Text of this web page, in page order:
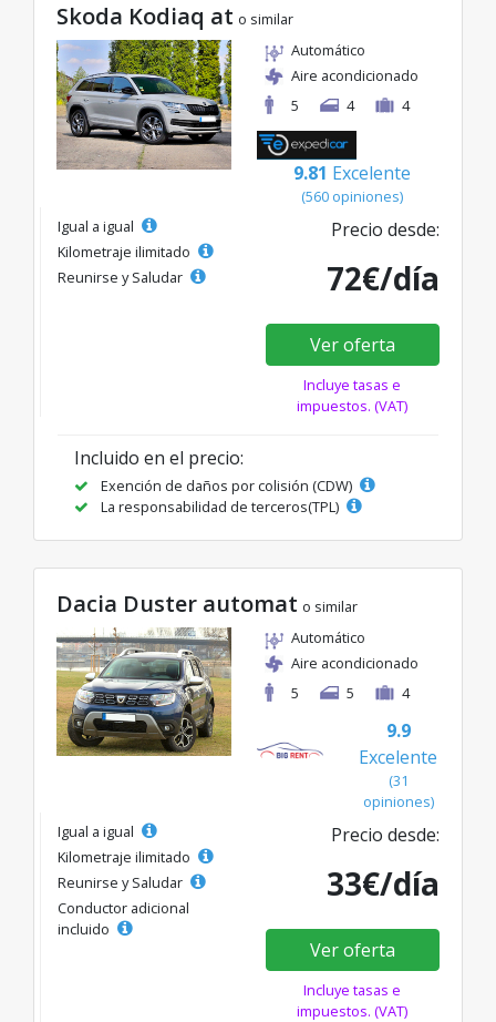
Skoda Kodiaq at o similar
Automático
Aire acondicionado
5
4 4
9.81 Excelente
(560 opiniones)
Igual a igual
Kilometraje ilimitado
Reunirse y Saludar
Precio desde:
72€/día
Ver oferta
Incluye tasas e
impuestos. (VAT)
Incluido en el precio:
Exención de daños por colisión (CDW)
La responsabilidad de terceros(TPL)
Dacia Duster automat o similar
Automático
Aire acondicionado
5
5 4
9.9
Excelente
(31
opiniones)
Igual a igual
Kilometraje ilimitado
Reunirse y Saludar
Conductor adicional
incluido
Precio desde:
33€/día
Ver oferta
Incluye tasas e
impuestos. (VAT)